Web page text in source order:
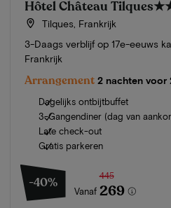
Hôtel Château Tilques
Tilques, Frankrijk
3-Daags verblijf op 17e-eeuws
Frankrijk
Arrangement 2 nachten voor
Dagelijks ontbijtbuffet
3-Gangendiner (dag van
Late check-out
Gratis parkeren
-40%
Vanaf
445
269